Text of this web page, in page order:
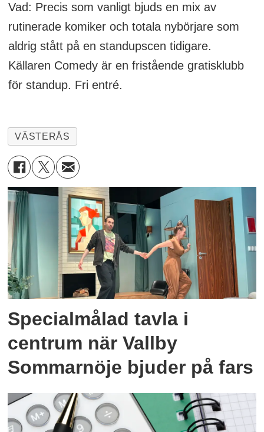
Vad: Precis som vanligt bjuds en mix av
rutinerade komiker och totala nybörjare som
aldrig stått på en standupscen tidigare.
Källaren Comedy är en fristående gratisklubb
för standup. Fri entré.
VÄSTERÅS
Specialmålad tavla i
centrum när Vallby
Sommarnöje bjuder på fars